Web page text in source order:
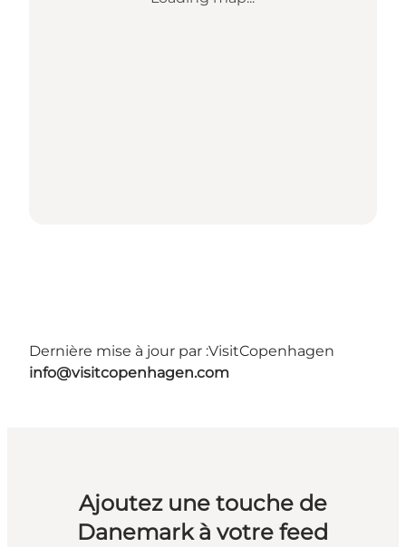
Dernière mise à jour par :VisitCopenhagen
info@visitcopenhagen.com
Ajoutez une touche de
Danemark à votre feed